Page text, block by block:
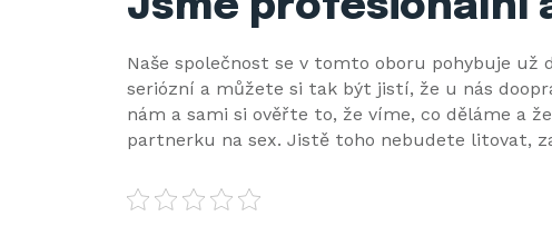
Naše společnost se v tomto oboru pohybuje
seriózní a můžete si tak být jistí, že u nás
nám a sami si ověřte to, že víme, co děláme a
partnerku na sex. Jistě toho nebudete litovat,